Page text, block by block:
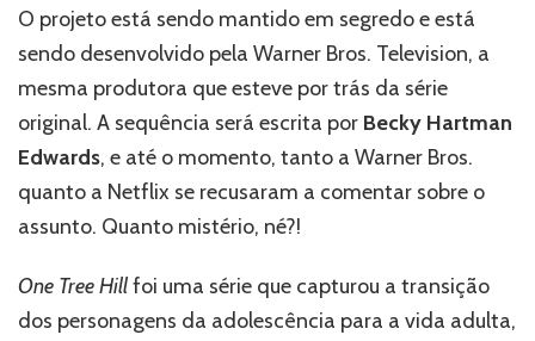
O projeto está sendo mantido em segredo e está
sendo desenvolvido pela Warner Bros. Television, a
mesma produtora que esteve por trás da série
original. A sequência será escrita por Becky Hartman
Edwards, e até o momento, tanto a Warner Bros.
quanto a Netflix se recusaram a comentar sobre o
assunto. Quanto mistério, né?!
One Tree Hillfoi uma série que capturou a transição
dos personagens da adolescência para a vida adulta,